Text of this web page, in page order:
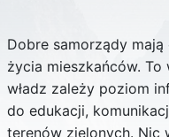
Dobre samorządy
życia mieszkańców. To
władz zależy poziom
do edukacji,
terenów zielonych. Nic